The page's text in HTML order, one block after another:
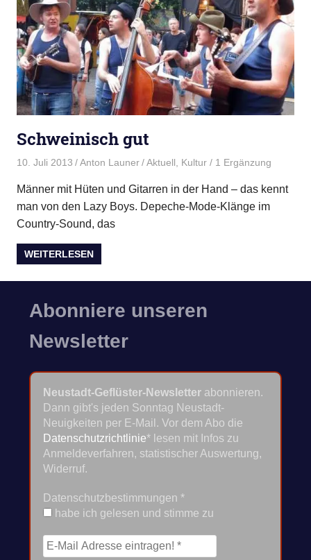
Schweinisch gut
10. Juli 2013 Anton Launer Aktuell Kultur/ 1 Ergänzung
Männer mit Hüten und Gitarren in der Hand – das kennt
man von den Lazy Boys. Depeche-Mode-Klänge im
Country-Sound, das
WEITERLESEN
Abonniere unseren
Newsletter
Neustadt-Geflüster-Newsletter abonnieren.
Dann gibt's jeden Sonntag Neustadt-
Neuigkeiten per E-Mail. Vor dem Abo die
Datenschutzrichtlinie* lesen mit Infos zu
Anmeldeverfahren, statistischer Auswertung,
Widerruf.
Datenschutzbestimmungen *
habe ich gelesen und stimme zu